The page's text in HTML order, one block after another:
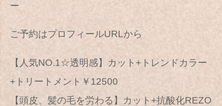
ー
ご予約はプロフィールURLから
【人気NO.1☆透明感】カット+トレンドカラー
+トリートメント￥12500
【頭皮、髪の毛を労わる】カット+抗酸化REZO